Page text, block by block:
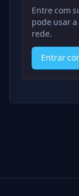
Entre com
pode usar
rede.
Entrar